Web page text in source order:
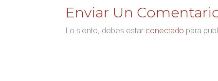
Enviar Un
Lo siento, debes estar conectado para